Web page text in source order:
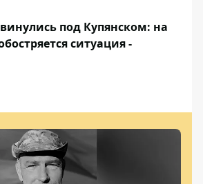
под Купянском: на
ситуация -